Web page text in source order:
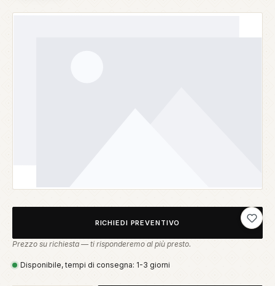
RICHIEDI PREVENTIVO
Prezzo su richiesta — ti risponderemo al più presto.
Disponibile, tempi di consegna: 1-3 giorni